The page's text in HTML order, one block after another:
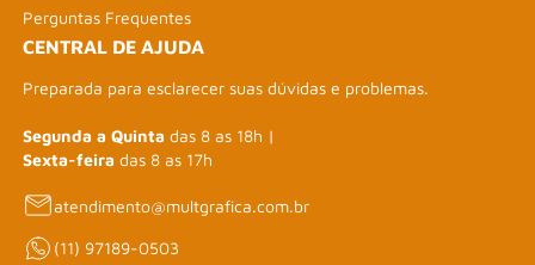
Perguntas Frequentes
CENTRAL DE AJUDA
Preparada para esclarecer suas dúvidas e problemas.
Segunda a Quinta das 8 as 18h |
Sexta-feira das 8 as 17h
atendimento@multgrafica.com.br
(11) 97189-0503